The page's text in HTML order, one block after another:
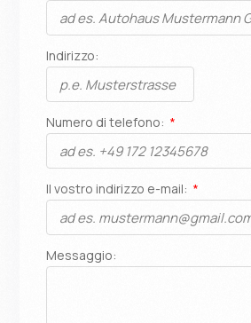
Indirizzo:
Numero di telefono:
Il vostro indirizzo e-mail:
Messaggio: